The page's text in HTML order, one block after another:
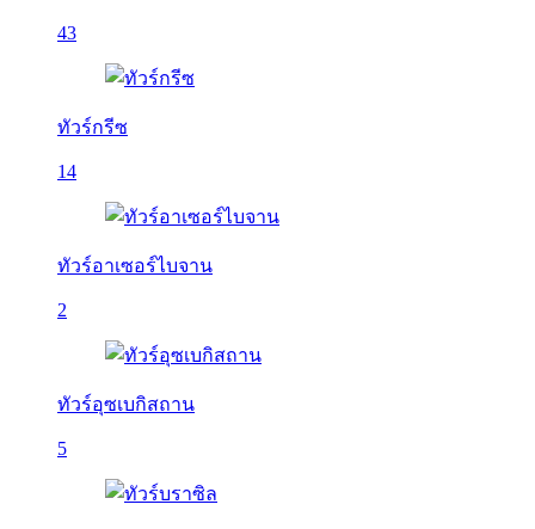
43
ทัวร์กรีซ
14
ทัวร์อาเซอร์ไบจาน
2
ทัวร์อุซเบกิสถาน
5